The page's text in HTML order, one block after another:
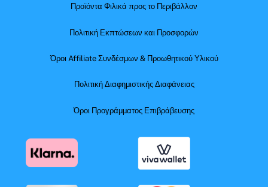
Προϊόντα Φιλικά προς το Περιβάλλον
Πολιτική Εκπτώσεων και Προσφορών
Όροι Affiliate Συνδέσμων & Προωθητικού Υλικού
Πολιτική Διαφημιστικής Διαφάνειας
Όροι Προγράμματος Επιβράβευσης